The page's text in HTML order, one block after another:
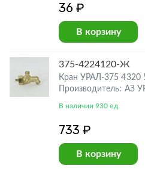
36 ₽
В корзину
375-4224120-Ж
Кран УРАЛ-375 4320
Производитель: АЗ
В наличии 930 ед
733 ₽
В корзину